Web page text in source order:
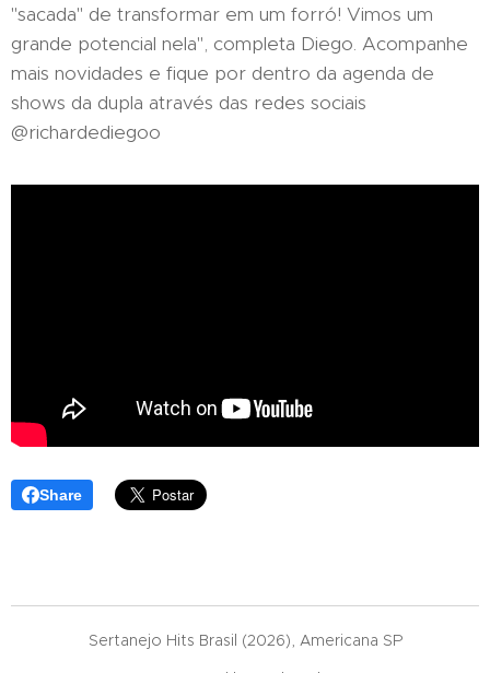
"sacada" de transformar em um forró! Vimos um
grande potencial nela", completa Diego. Acompanhe
mais novidades e fique por dentro da agenda de
shows da dupla através das redes sociais
@richardediegoo
Share
Sertanejo Hits Brasil (2026), Americana SP